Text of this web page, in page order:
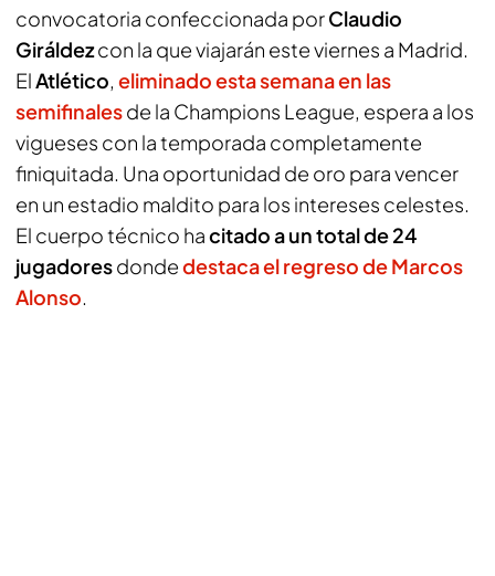
convocatoria confeccionada porClaudio
Giráldezcon la que viajarán este viernes a Madrid.
ElAtlético, eliminado esta semana en las
semifinalesde la Champions League, espera a los
vigueses con la temporada completamente
finiquitada. Una oportunidad de oro para vencer
en un estadio maldito para los intereses celestes.
El cuerpo técnico hacitado a un total de 24
jugadoresdondedestaca el regreso de Marcos
Alonso.